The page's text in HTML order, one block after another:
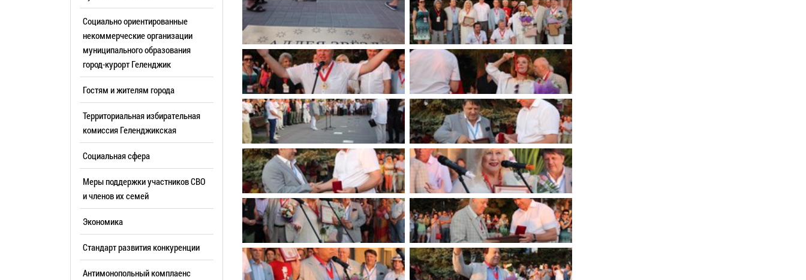
Стандарт развития конкуренции
Антимонопольный комплаенс
Общественная безопасность
Инициативное бюджетирование
Инвестиционная
Видеогалерея
РУКОВОДИТЕЛИ
Резерв управленческих кадров
Торги
Сведения о нестационарных
объектах (НТО), QR-коды
Имущественная поддержка
субъектов МСП
Участие в программах
Проектная деятельность
Информационные системы
Официальные визиты и рабочие
поездки
Результаты проверок
Профсоюзные организации
имуществе и обязательствах
имущественного характера
План работы и график сессий
ОБРАЩЕНИЯ
Написать обращение
Просмотр своего обращения
Установленные формы
обращений
Порядок и время приема
Порядок обжалования
Обзоры обращений лиц
Законодательная карта
Порядок оказания бесплатной
юридической помощи
Социально ориентированные
некоммерческие организации
муниципального образования
город-курорт Геленджик
Гостям и жителям города
Территориальная избирательная
комиссия Геленджикcкая
Социальная сфера
Меры поддержки участников СВО
и членов их семей
Экономика
Стандарт развития конкуренции
Антимонопольный комплаенс